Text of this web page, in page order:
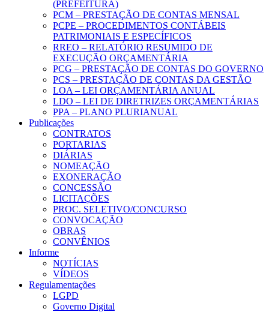
(PREFEITURA)
PCM – PRESTAÇÃO DE CONTAS MENSAL
PCPE – PROCEDIMENTOS CONTÁBEIS
PATRIMONIAIS E ESPECÍFICOS
RREO – RELATÓRIO RESUMIDO DE
EXECUÇÃO ORÇAMENTÁRIA
PCG – PRESTAÇÃO DE CONTAS DO GOVERNO
PCS – PRESTAÇÃO DE CONTAS DA GESTÃO
LOA – LEI ORÇAMENTÁRIA ANUAL
LDO – LEI DE DIRETRIZES ORÇAMENTÁRIAS
PPA – PLANO PLURIANUAL
Publicações
CONTRATOS
PORTARIAS
DIÁRIAS
NOMEAÇÃO
EXONERAÇÃO
CONCESSÃO
LICITAÇÕES
PROC. SELETIVO/CONCURSO
CONVOCAÇÃO
OBRAS
CONVÊNIOS
Informe
NOTÍCIAS
VÍDEOS
Regulamentações
LGPD
Governo Digital